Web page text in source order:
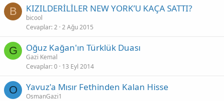
B KIZILDERİLİLER NEW YORK’U KAÇA SATTI?
bicool
Cevaplar 2 2 Ağu 2015
G Oğuz Kağan'ın Türklük Duası
Gazi Kemal
Cevaplar 0 13 Eyl 2014
O Yavuz'a Mısır Fethinden Kalan Hisse
OsmanGazi1